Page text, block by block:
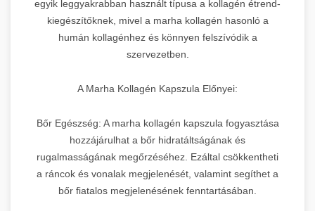
egyik leggyakrabban használt típusa a kollagén étrend-
kiegészítőknek, mivel a marha kollagén hasonló a
humán kollagénhez és könnyen felszívódik a
szervezetben.
A Marha Kollagén Kapszula Előnyei:
Bőr Egészség: A marha kollagén kapszula fogyasztása
hozzájárulhat a bőr hidratáltságának és
rugalmasságának megőrzéséhez. Ezáltal csökkentheti
a ráncok és vonalak megjelenését, valamint segíthet a
bőr fiatalos megjelenésének fenntartásában.